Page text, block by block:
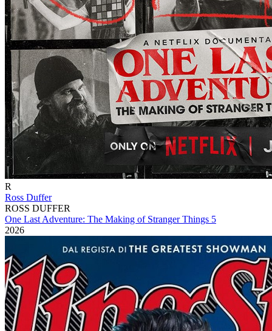
R
Ross Duffer
ROSS DUFFER
One Last Adventure: The Making of Stranger Things 5
2026